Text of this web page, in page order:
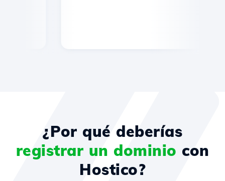
¿Por qué deberías
registrar un dominio con
Hostico?